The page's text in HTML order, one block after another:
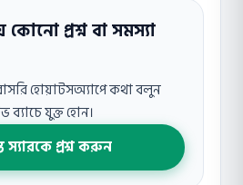
প্রশ্ন বা সমস্যা
হোয়াটসঅ্যাপে কথা বলুন
যুক্ত হোন।
স্যারকে প্রশ্ন করুন